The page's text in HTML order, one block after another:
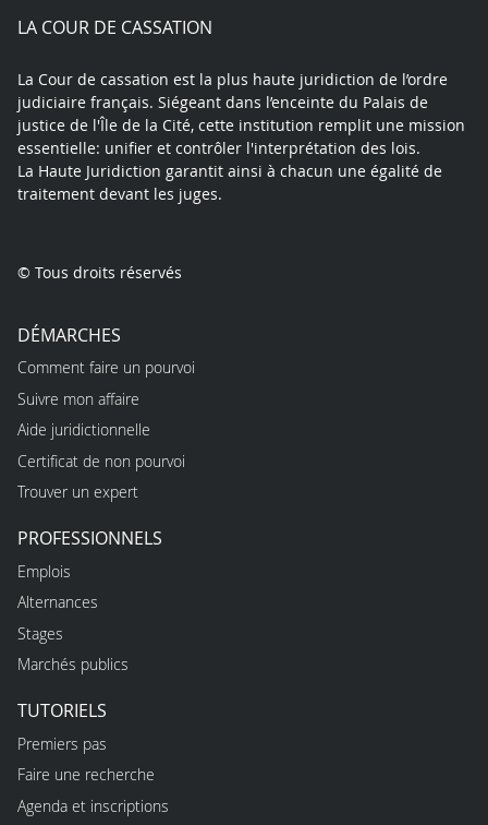
LA COUR DE CASSATION
La Cour de cassation est la plus haute juridiction de l’ordre
judiciaire français. Siégeant dans l’enceinte du Palais de
justice de l'Île de la Cité, cette institution remplit une mission
essentielle: unifier et contrôler l'interprétation des lois.
La Haute Juridiction garantit ainsi à chacun une égalité de
traitement devant les juges.
© Tous droits réservés
DÉMARCHES
Comment faire un pourvoi
Suivre mon affaire
Aide juridictionnelle
Certificat de non pourvoi
Trouver un expert
PROFESSIONNELS
Emplois
Alternances
Stages
Marchés publics
TUTORIELS
Premiers pas
Faire une recherche
Agenda et inscriptions